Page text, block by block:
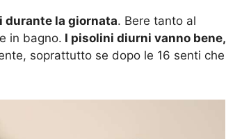
durante la giornata. Bere tanto al
in bagno. I pisolini diurni vanno bene,
soprattutto se dopo le 16 senti che